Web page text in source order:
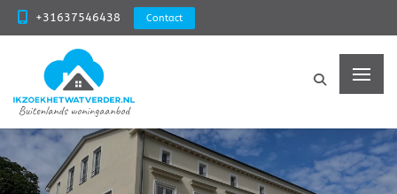
+31637546438 Contact